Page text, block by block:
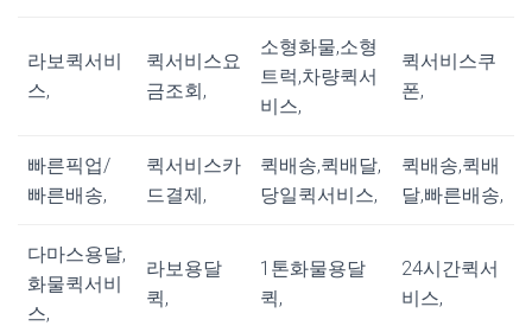
라보퀵서비
스,
퀵서비스요
금조회,
소형화물,소형
트럭,차량퀵서
비스,
퀵서비스쿠
폰,
빠른픽업/
빠른배송,
퀵서비스카
드결제,
퀵배송,퀵배달,
당일퀵서비스,
퀵배송,퀵배
달,빠른배송,
다마스용달,
화물퀵서비
스,
라보용달
퀵,
1톤화물용달
퀵,
24시간퀵서
비스,